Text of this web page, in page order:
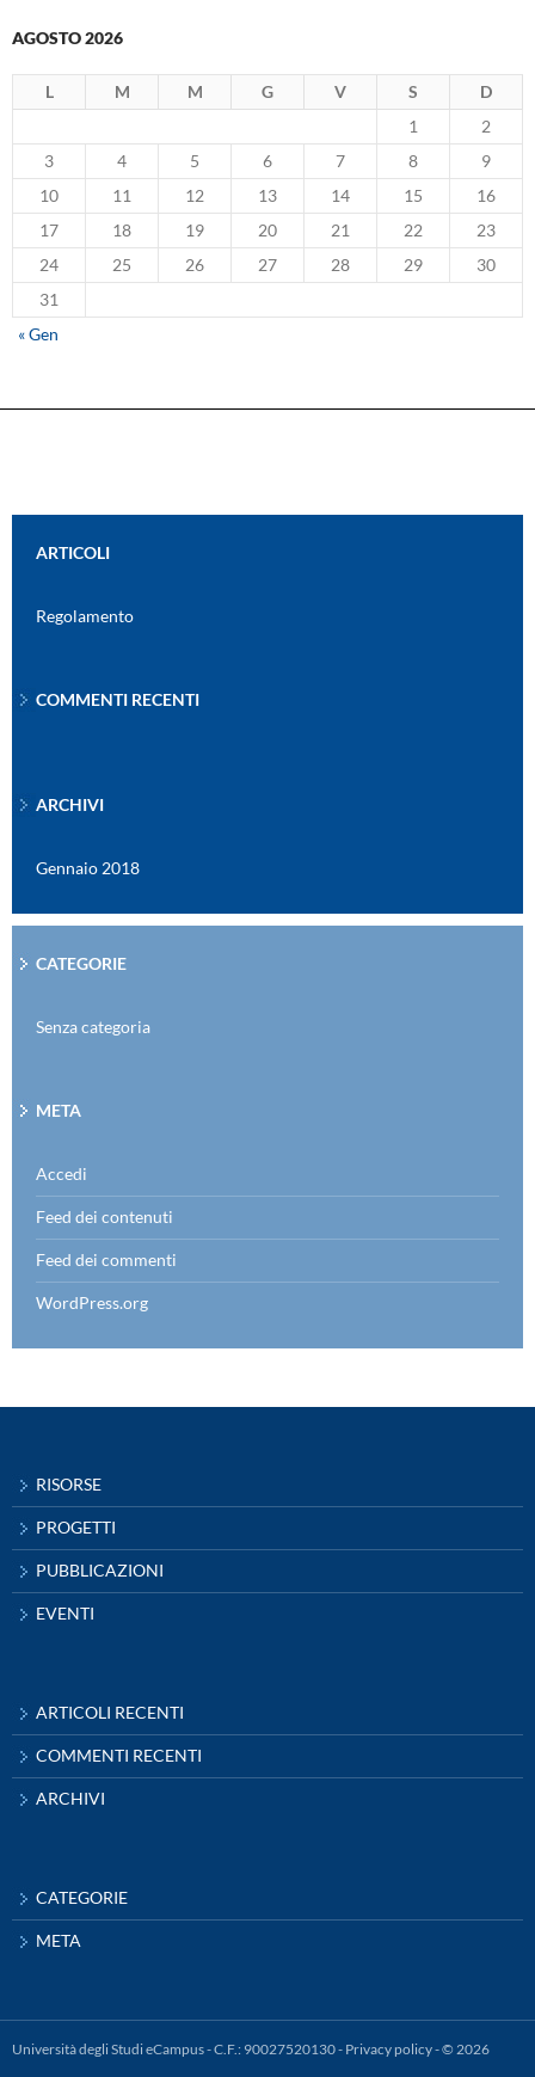
AGOSTO 2026
L M M G V S
D
1
2
3
4 5 6 7 8
9
10
11 12 13 14 15
16
17
18 19 20 21 22
23
24
25 26 27 28 29
30
31
« Gen
ARTICOLI
Regolamento
COMMENTI RECENTI
ARCHIVI
Gennaio 2018
CATEGORIE
Senza categoria
META
Accedi
Feed dei contenuti
Feed dei commenti
WordPress.org
RISORSE
PROGETTI
PUBBLICAZIONI
EVENTI
ARTICOLI RECENTI
COMMENTI RECENTI
ARCHIVI
CATEGORIE
META
Università degli Studi eCampus - C.F.: 90027520130 - Privacy policy- © 2026